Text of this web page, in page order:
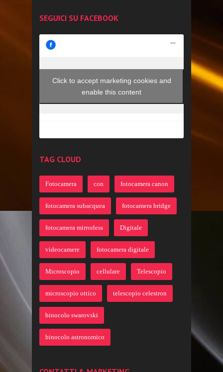
SEGUICI SU FACEBOOK
Click to accept marketing cookies and
enable this content
TAG CLOUD
Fotocamera con fotocamera canon
fotocamera subacquea fotocamera bridge
fotocamera mirrorless Digitale
videocamere fotocamera digitale
Microscopio cellulare Telescopio
microscopio ottico telescopio celestron
binocolo swarovski
binocolo astronomico